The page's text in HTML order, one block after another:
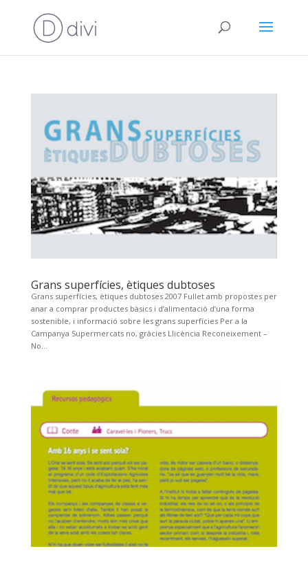
Grans superfícies, ètiques dubtoses
Grans superfícies, ètiques dubtoses 2007 Fullet amb propostes per
anar a comprar productes bàsics i d’alimentació d’una forma
sostenible, i informació sobre les grans superfícies Per a la
Campanya Supermercats no, gràcies Llicència Reconeixement –
No...